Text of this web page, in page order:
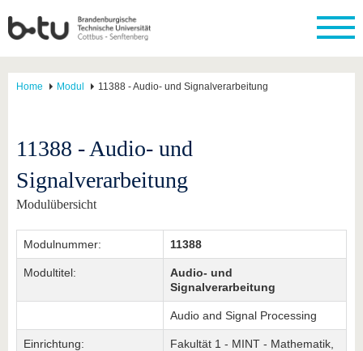
Home Modul 11388 - Audio- und Signalverarbeitung
11388 - Audio- und
Signalverarbeitung
Modulübersicht
Modulnummer: 11388
Modultitel:
Audio- und
Signalverarbeitung
Audio and Signal Processing
Einrichtung:
Fakultät 1 - MINT - Mathematik,